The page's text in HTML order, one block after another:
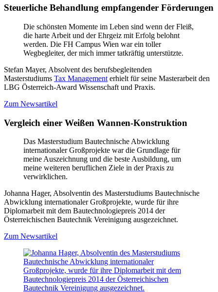
Steuerliche Behandlung empfangender Förderungen
Die schönsten Momente im Leben sind wenn der Fleiß,
die harte Arbeit und der Ehrgeiz mit Erfolg belohnt
werden. Die FH Campus Wien war ein toller
Wegbegleiter, der mich immer tatkräftig unterstützte.
Stefan Mayer, Absolvent des berufsbegleitenden
Masterstudiums Tax Management erhielt für seine Masterarbeit den
LBG Österreich-Award Wissenschaft und Praxis.
Zum Newsartikel
Vergleich einer Weißen Wannen-Konstruktion
Das Masterstudium Bautechnische Abwicklung
internationaler Großprojekte war die Grundlage für
meine Auszeichnung und die beste Ausbildung, um
meine weiteren beruflichen Ziele in der Praxis zu
verwirklichen.
Johanna Hager, Absolventin des Masterstudiums Bautechnische
Abwicklung internationaler Großprojekte, wurde für ihre
Diplomarbeit mit dem Bautechnologiepreis 2014 der
Österreichischen Bautechnik Vereinigung ausgezeichnet.
Zum Newsartikel